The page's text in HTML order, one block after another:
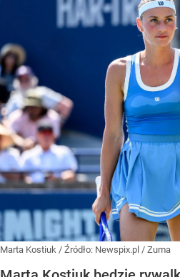
Marta Kostiuk / Źródło: Newspix.pl / Zuma